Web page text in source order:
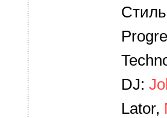
DJ:
Lator,